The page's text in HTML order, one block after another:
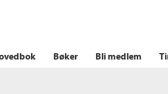
Bøker Bli medlem